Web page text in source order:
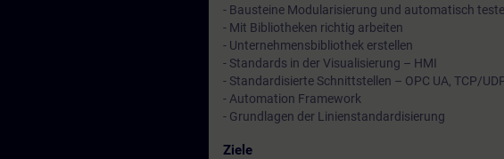
- Bausteine Modularisierung und automatisch
- Mit Bibliotheken richtig arbeiten
- Unternehmensbibliothek erstellen
- Standards in der Visualisierung – HMI
- Standardisierte Schnittstellen – OPC UA, TCP/UDP,
- Automation Framework
- Grundlagen der Linienstandardisierung
Ziele